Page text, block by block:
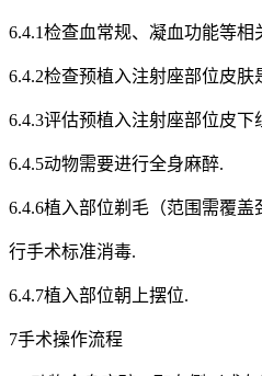
6.4.1检查血常规、凝血功能等
6.4.2检查预植入注射座部位皮
6.4.3评估预植入注射座部位皮下
6.4.5动物需要进行全身麻醉.
6.4.6植入部位剃毛（范围需覆
行手术标准消毒.
6.4.7植入部位朝上摆位.
7手术操作流程